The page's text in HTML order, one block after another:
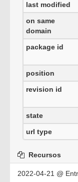
last modified
on same
domain
package id
position
revision id
state
url type
Recursos
2022-04-21 @